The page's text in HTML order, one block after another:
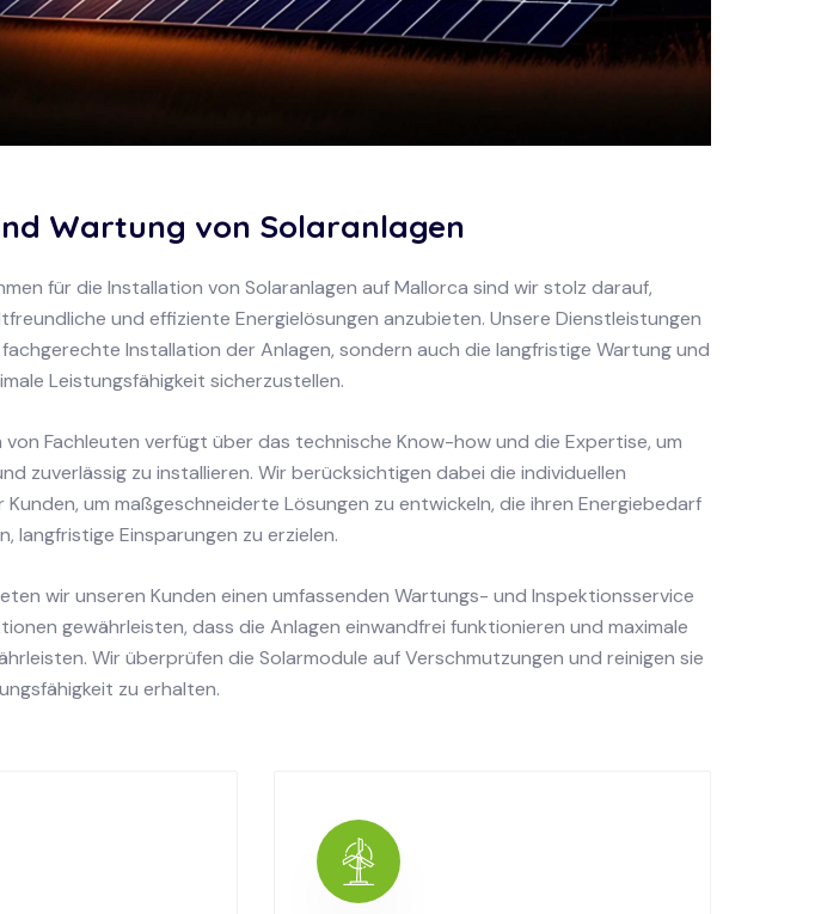
Wartung von Solaranlagen
für die Installation von Solaranlagen auf Mallorca sind wir stolz darauf,
und effiziente Energielösungen anzubieten. Unsere Dienstleistungen
Installation der Anlagen, sondern auch die langfristige Wartung und
Leistungsfähigkeit sicherzustellen.
von Fachleuten verfügt über das technische Know-how und die Expertise, um
zuverlässig zu installieren. Wir berücksichtigen dabei die individuellen
um maßgeschneiderte Lösungen zu entwickeln, die ihren Energiebedarf
langfristige Einsparungen zu erzielen.
wir unseren Kunden einen umfassenden Wartungs- und Inspektionsservice
gewährleisten, dass die Anlagen einwandfrei funktionieren und maximale
Wir überprüfen die Solarmodule auf Verschmutzungen und reinigen sie
zu erhalten.